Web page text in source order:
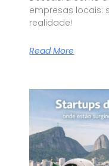
empresas locais:
realidade!
Read More